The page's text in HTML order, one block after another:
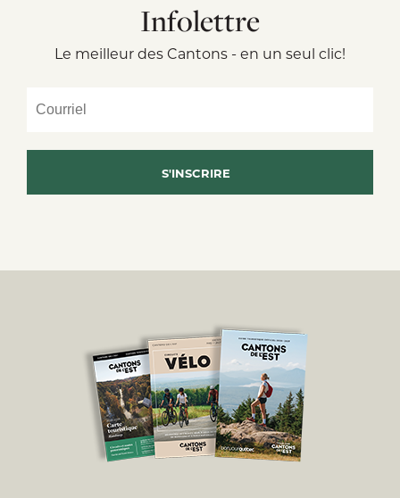
Infolettre
Le meilleur des Cantons - en un seul clic!